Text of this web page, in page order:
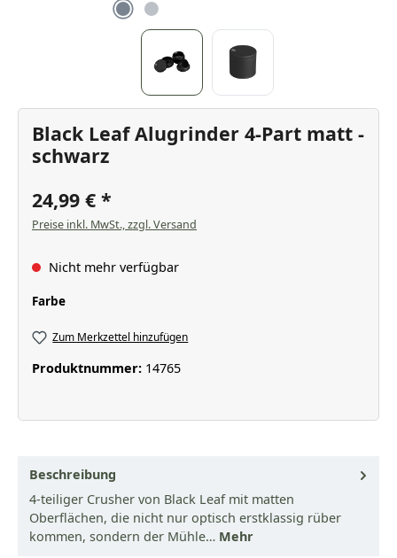
Black Leaf Alugrinder 4-Part matt -
schwarz
24,99 €
Preise inkl. MwSt., zzgl. Versand
Nicht mehr verfügbar
Farbeauswählen
Zum Merkzettel hinzufügen
Produktnummer: 14765
Beschreibung
4-teiliger Crusher von Black Leaf mit matten
Oberflächen, die nicht nur optisch erstklassig rüber
kommen, sondern der Mühle… Mehr